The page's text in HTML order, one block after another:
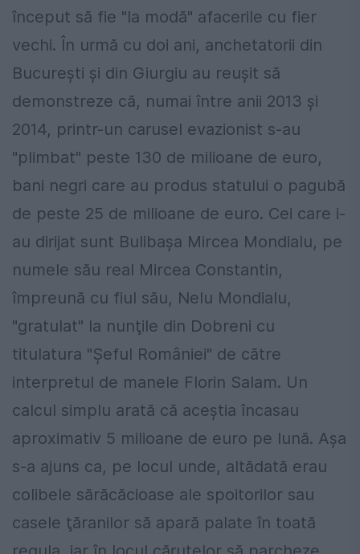
început să fie "la modă" afacerile cu fier
vechi. În urmă cu doi ani, anchetatorii din
Bucureşti şi din Giurgiu au reuşit să
demonstreze că, numai între anii 2013 şi
2014, printr-un carusel evazionist s-au
"plimbat" peste 130 de milioane de euro,
bani negri care au produs statului o pagubă
de peste 25 de milioane de euro. Cei care i-
au dirijat sunt Bulibaşa Mircea Mondialu, pe
numele său real Mircea Constantin,
împreună cu fiul său, Nelu Mondialu,
"gratulat" la nunţile din Dobreni cu
titulatura "Şeful României" de către
interpretul de manele Florin Salam. Un
calcul simplu arată că aceştia încasau
aproximativ 5 milioane de euro pe lună. Aşa
s-a ajuns ca, pe locul unde, altădată erau
colibele sărăcăcioase ale spoitorilor sau
casele ţăranilor să apară palate în toată